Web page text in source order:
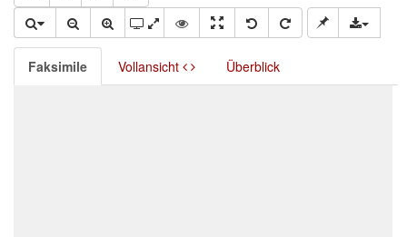
Faksimile Vollansicht Überblick